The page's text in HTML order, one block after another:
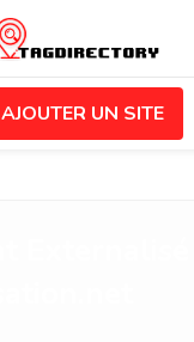
AJOUTER UN SITE